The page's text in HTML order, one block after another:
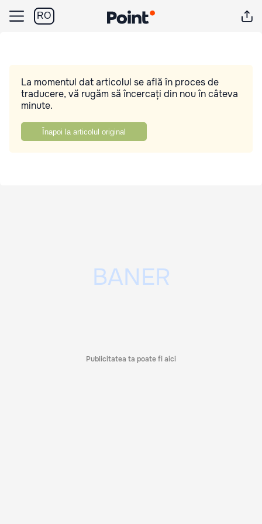
RO
La momentul dat articolul se află în proces de
traducere, vă rugăm să încercați din nou în câteva
minute.
Înapoi la articolul original
Publicitatea ta poate fi aici